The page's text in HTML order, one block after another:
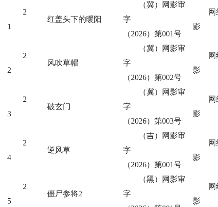
2
1
红盖头下的暖阳
（冀）网影审
字
（2026）第001号
影
2
2
风吹草帽
（冀）网影审
字
（2026）第002号
影
2
3
破玄门
（冀）网影审
字
（2026）第003号
影
2
4
逆风草
（吉）网影审
字
（2026）第001号
影
2
5
僵尸参将2
（黑）网影审
字
影